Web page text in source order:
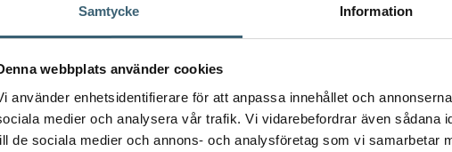
Samtycke Information
webbplats använder cookies
använder enhetsidentifierare för att anpassa innehållet och
medier och analysera vår trafik. Vi vidarebefordrar även sådana
de sociala medier och annons- och analysföretag som vi samarbetar
9000 liter